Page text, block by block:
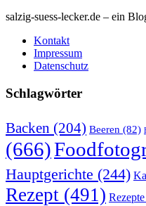
salzig-suess-lecker.de – ein
Kontakt
Impressum
Datenschutz
Schlagwörter
Backen (204) Beeren (82)
(666)
Hauptgerichte (244)
Rezept (491) Rezepte